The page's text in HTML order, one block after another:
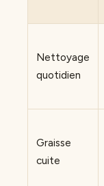
Nettoyage
quotidien
Graisse
cuite